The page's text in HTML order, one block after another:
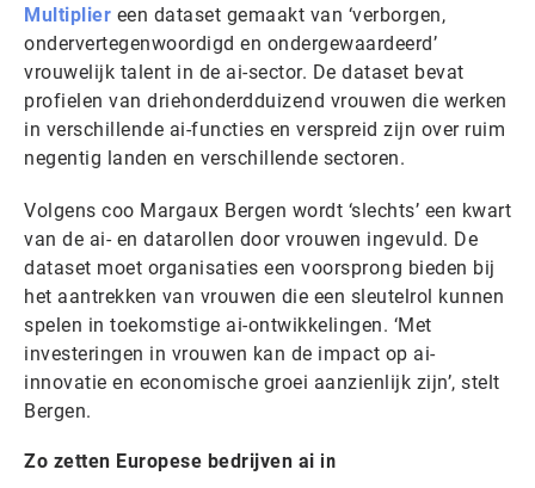
Multiplier een dataset gemaakt van ‘verborgen,
ondervertegenwoordigd en ondergewaardeerd’
vrouwelijk talent in de ai-sector. De dataset bevat
profielen van driehonderdduizend vrouwen die werken
in verschillende ai-functies en verspreid zijn over ruim
negentig landen en verschillende sectoren.
Volgens coo Margaux Bergen wordt ‘slechts’ een kwart
van de ai- en datarollen door vrouwen ingevuld. De
dataset moet organisaties een voorsprong bieden bij
het aantrekken van vrouwen die een sleutelrol kunnen
spelen in toekomstige ai-ontwikkelingen. ‘Met
investeringen in vrouwen kan de impact op ai-
innovatie en economische groei aanzienlijk zijn’, stelt
Bergen.
Zo zetten Europese bedrijven ai in